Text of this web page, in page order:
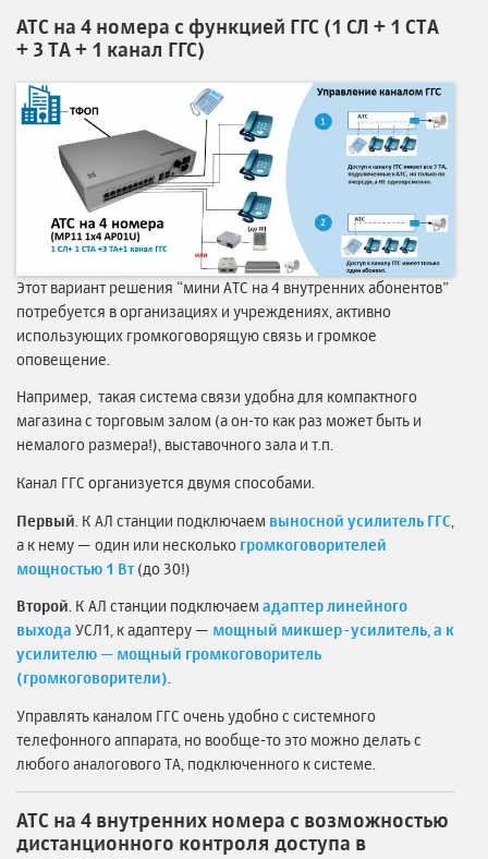
АТС на 4 номера с функцией ГГС (1 СЛ + 1 СТА
+ 3 ТА + 1 канал ГГС)
Этот вариант решения “мини АТС на 4 внутренних абонентов”
потребуется в организациях и учреждениях, активно
использующих громкоговорящую связь и громкое
оповещение.
Например, такая система связи удобна для компактного
магазина с торговым залом (а он-то как раз может быть и
немалого размера!), выставочного зала и т.п.
Канал ГГС организуется двумя способами.
Первый . К АЛ станции подключаем выносной усилитель ГГС
а к нему — один или несколько громкоговорителей
мощностью 1 Вт(до 30!)
Второй . К АЛ станции подключаем адаптер линейного
выхода УСЛ1, к адаптеру — мощный микшер-усилитель, а к
усилителю — мощный громкоговоритель
(громкоговорители)
Управлять каналом ГГС очень удобно с системного
телефонного аппарата, но вообще-то это можно делать с
любого аналогового ТА, подключенного к системе.
АТС на 4 внутренних номера с возможностью
дистанционного контроля доступа в